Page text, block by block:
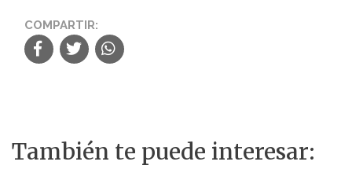
COMPARTIR:
También te puede interesar: